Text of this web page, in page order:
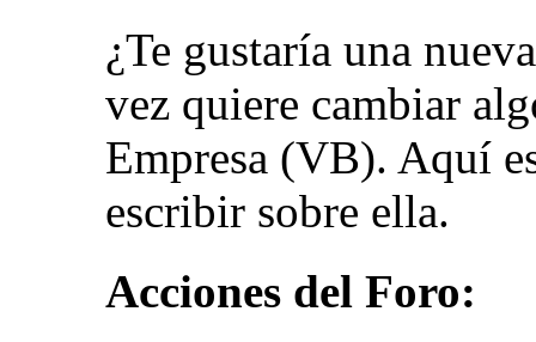
¿Te gustaría una
vez quiere cambiar
Empresa (VB). Aquí
escribir sobre ella.
Acciones del Foro: